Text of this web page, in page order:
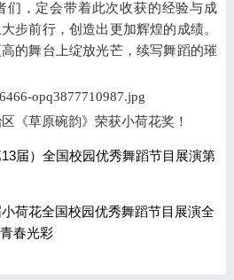
们，定会带着此次收获的经验与成
步前行，创造出更加辉煌的成绩。
的舞台上绽放光芒，续写舞蹈的璀
《草原碗韵》 荣获小荷花奖 ！
届）全国校园优秀舞蹈节目展演第
荷花全国校园优秀舞蹈节目展演全
春光彩